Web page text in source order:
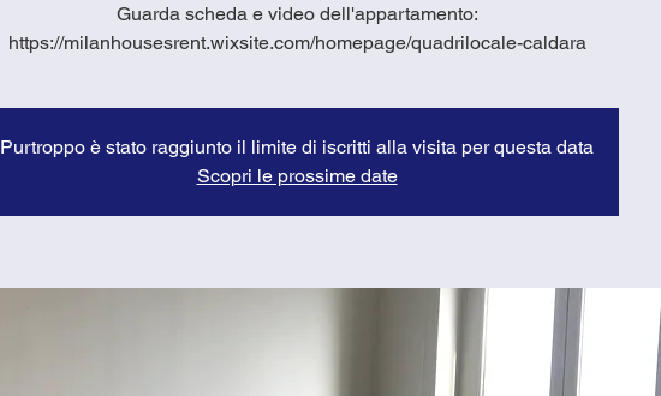
Guarda scheda e video dell'appartamento:
https://milanhousesrent.wixsite.com/homepage/quadrilocale-caldara
Purtroppo è stato raggiunto il limite di iscritti alla visita per questa data
Scopri le prossime date